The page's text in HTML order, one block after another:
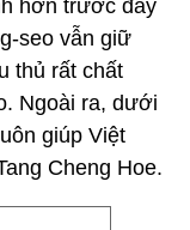
hơn trước đây
seo vẫn giữ
thủ rất chất
Ngoài ra, dưới
giúp Việt
Cheng Hoe.